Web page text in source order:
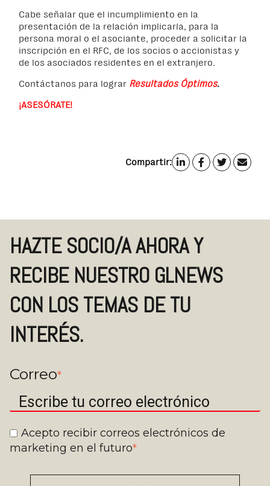
Cabe señalar que el incumplimiento en la
presentación de la relación implicaría, para la
persona moral o el asociante, proceder a solicitar la
inscripción en el RFC, de los socios o accionistas y
de los asociados residentes en el extranjero.
Contáctanos para lograr Resultados Óptimos.
¡ASESÓRATE!
Compartir:
HAZTE SOCIO/A AHORA Y
RECIBE NUESTRO GLNEWS
CON LOS TEMAS DE TU
INTERÉS.
Correo*
Acepto recibir correos electrónicos de
marketing en el futuro*